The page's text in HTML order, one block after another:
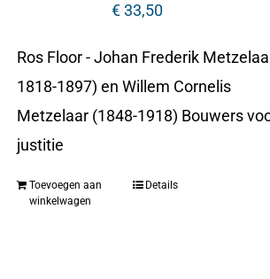
€33,50
Ros Floor - Johan Frederik
1818-1897) en Willem Cornelis
Metzelaar (1848-1918) Bouwers
justitie
Toevoegen aan
winkelwagen
Details